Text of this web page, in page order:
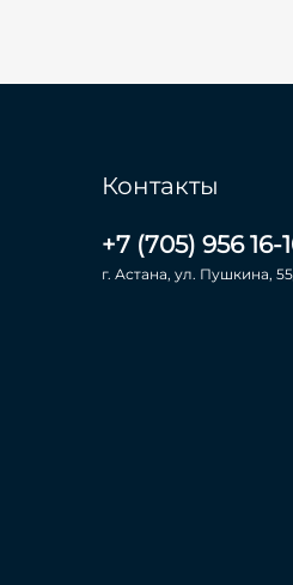
Контакты
+7 (705) 956 16-
г. Астана, ул. Пушкина,